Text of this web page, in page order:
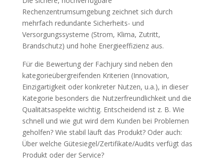
Rechenzentrumsumgebung zeichnet sich durch
mehrfach redundante Sicherheits- und
Versorgungssysteme (Strom, Klima, Zutritt,
Brandschutz) und hohe Energieeffizienz aus.
Für die Bewertung der Fachjury sind neben den
kategorieübergreifenden Kriterien (Innovation,
Einzigartigkeit oder konkreter Nutzen, u.a.), in dieser
Kategorie besonders die Nutzerfreundlichkeit und die
Qualitätsaspekte wichtig. Entscheidend ist z. B. Wie
schnell und wie gut wird dem Kunden bei Problemen
geholfen? Wie stabil läuft das Produkt? Oder auch:
Über welche Gütesiegel/Zertifikate/Audits verfügt das
Produkt oder der Service?